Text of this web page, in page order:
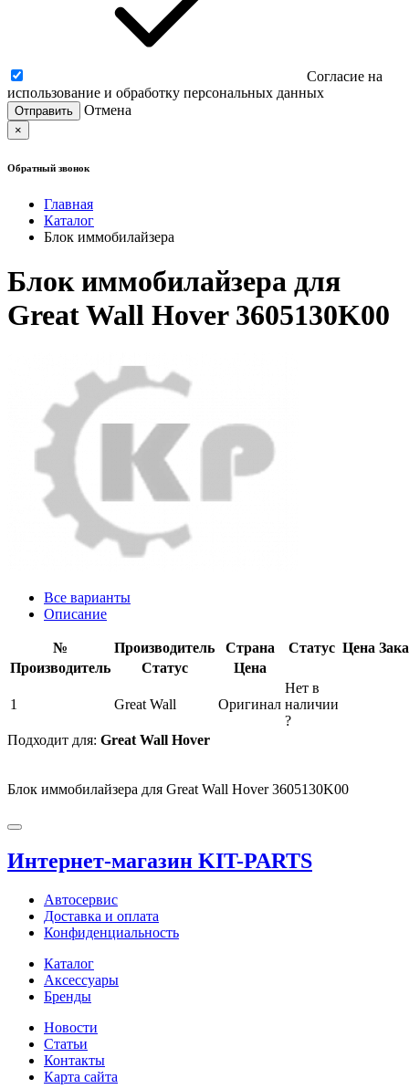
Согласие на
использование и обработку персональных данных
Отмена
×
Обратный звонок
Главная
Каталог
Блок иммобилайзера
Блок иммобилайзера для
Great Wall Hover 3605130K00
Все варианты
Описание
№ Производитель Страна Статус Цена
Производитель
Статус Цена
1 Great Wall Оригинал
Нет в
наличии
?
Подходит для: Great Wall Hover
Блок иммобилайзера для Great Wall Hover 3605130K00
Интернет-магазин KIT-PARTS
Автосервис
Доставка и оплата
Конфиденциальность
Каталог
Аксессуары
Бренды
Новости
Статьи
Контакты
Карта сайта